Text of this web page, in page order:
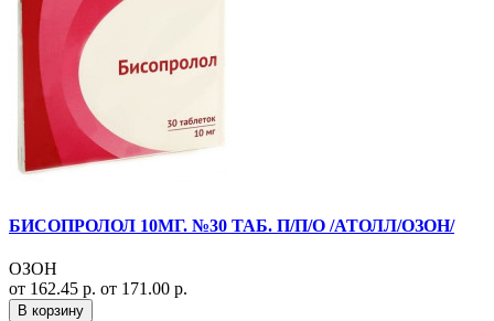
БИСОПРОЛОЛ 10МГ. №30 ТАБ. П/П/О /АТОЛЛ/ОЗОН/
ОЗОН
от 162.45 р. от 171.00 р.
В корзину